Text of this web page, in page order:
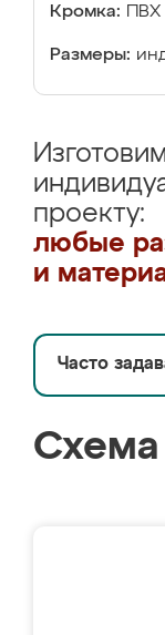
Кромка:
Размеры:
проекту:
любые
и
Часто